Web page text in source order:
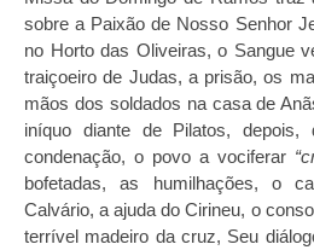
sobre a Paixão de Nosso Senhor
no Horto das Oliveiras, o Sangue
traiçoeiro de Judas, a prisão, os
mãos dos soldados na casa de
iníquo diante de Pilatos, depois,
condenação, o povo a vociferar
bofetadas, as humilhações, o
Calvário, a ajuda do Cirineu, o
terrível madeiro da cruz, Seu